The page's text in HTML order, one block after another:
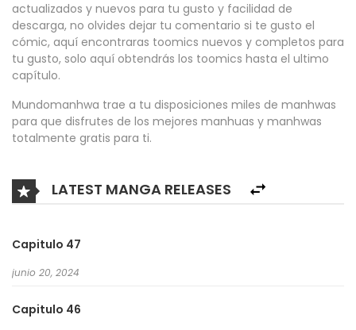
actualizados y nuevos para tu gusto y facilidad de
descarga, no olvides dejar tu comentario si te gusto el
cómic, aquí encontraras toomics nuevos y completos para
tu gusto, solo aquí obtendrás los toomics hasta el ultimo
capítulo.
Mundomanhwa trae a tu disposiciones miles de manhwas
para que disfrutes de los mejores manhuas y manhwas
totalmente gratis para ti.
LATEST MANGA RELEASES
Capitulo 47
junio 20, 2024
Capitulo 46